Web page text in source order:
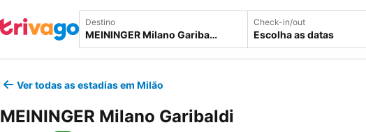
Destino Check-in/out
Escolha as datas
Ver todas as estadias em Milão
MEININGER Milano Garibaldi